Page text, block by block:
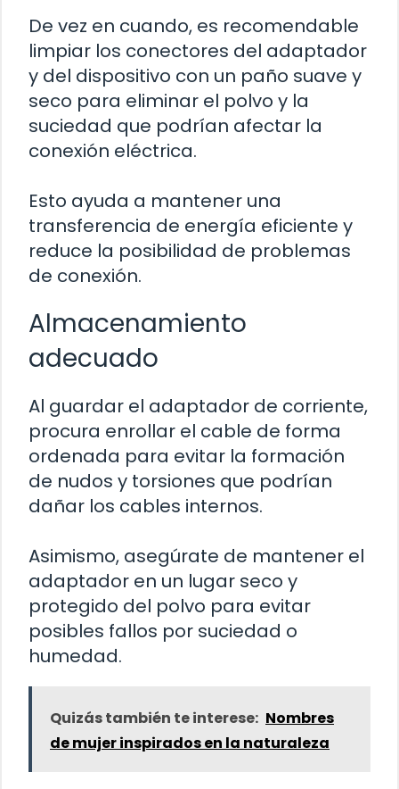
De vez en cuando, es recomendable
limpiar los conectores del adaptador
y del dispositivo con un paño suave y
seco para eliminar el polvo y la
suciedad que podrían afectar la
conexión eléctrica.
Esto ayuda a mantener una
transferencia de energía eficiente y
reduce la posibilidad de problemas
de conexión.
Almacenamiento
adecuado
Al guardar el adaptador de corriente,
procura enrollar el cable de forma
ordenada para evitar la formación
de nudos y torsiones que podrían
dañar los cables internos.
Asimismo, asegúrate de mantener el
adaptador en un lugar seco y
protegido del polvo para evitar
posibles fallos por suciedad o
humedad.
Quizás también te interese: Nombres
de mujer inspirados en la naturaleza